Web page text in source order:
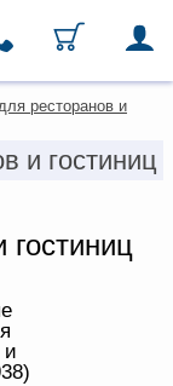
ресторанов и
и гостиниц
гостиниц
и